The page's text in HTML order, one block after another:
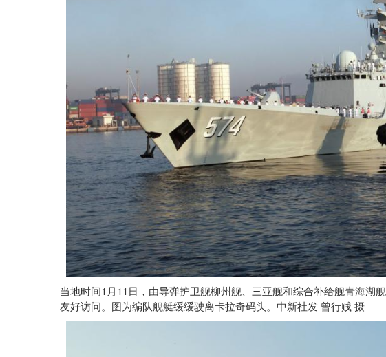
当地时间1 月 11 日，由导弹护卫舰柳州舰、三亚舰和综合补给舰青海湖
友好访问。图为编队舰艇缓缓驶离卡拉奇码头。中新社发 曾行贱 摄